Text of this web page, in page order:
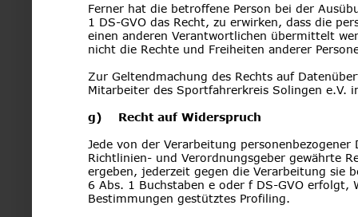
Ferner hat die betroffene Person bei der
1 DS-GVO das Recht, zu erwirken, dass die
einen anderen Verantwortlichen übermittelt
nicht die Rechte und Freiheiten anderer
Zur Geltendmachung des Rechts auf
Mitarbeiter des Sportfahrerkreis Solingen e.V.
g)    Recht auf Widerspruch
Jede von der Verarbeitung
Richtlinien- und Verordnungsgeber gewährte
ergeben, jederzeit gegen die Verarbeitung sie
6 Abs. 1 Buchstaben e oder f DS-GVO
Bestimmungen gestütztes Profiling.